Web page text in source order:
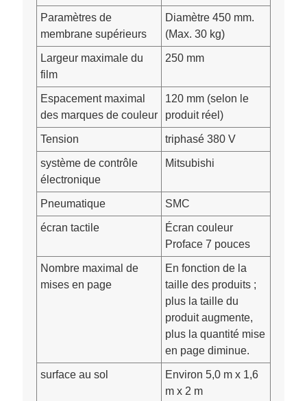
Paramètres de
membrane supérieurs
Diamètre 450 mm.
(Max. 30 kg)
Largeur maximale du
film
250 mm
Espacement maximal
des marques de couleur
120 mm (selon le
produit réel)
Tension triphasé 380 V
système de contrôle
électronique
Mitsubishi
Pneumatique SMC
écran tactile
Écran couleur
Proface 7 pouces
Nombre maximal de
mises en page
En fonction de la
taille des produits ;
plus la taille du
produit augmente,
plus la quantité mise
en page diminue.
surface au sol
Environ 5,0 m x 1,6
m x 2 m